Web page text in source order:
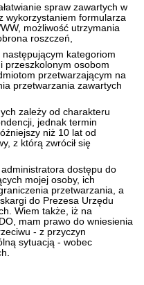
spraw zawartych w
wykorzystaniem formularza
możliwość utrzymania
roszczeń,
kategoriom
przeszkolonym osobom
przetwarzającym na
przetwarzania zawartych
zależy od charakteru
jednak termin
niż 10 lat od
z którą zwrócił się
dostępu do
mojej osoby, ich
przetwarzania, a
do Prezesa Urzędu
Wiem także, iż na
mam prawo do wniesienia
- z przyczyn
sytuacją - wobec